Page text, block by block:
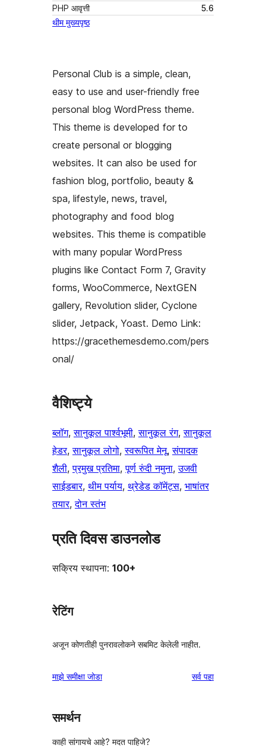
PHP आवृत्ती
5.6
थीम मुख्यपृष्ठ
Personal Club is a simple, clean,
easy to use and user-friendly free
personal blog WordPress theme.
This theme is developed for to
create personal or blogging
websites. It can also be used for
fashion blog, portfolio, beauty &
spa, lifestyle, news, travel,
photography and food blog
websites. This theme is compatible
with many popular WordPress
plugins like Contact Form 7, Gravity
forms, WooCommerce, NextGEN
gallery, Revolution slider, Cyclone
slider, Jetpack, Yoast. Demo Link:
https://gracethemesdemo.com/pers
onal/
वैशिष्ट्ये
ब्लॉग, सानुकूल पार्श्वभूमी, सानुकूल रंग, सानुकूल
हेडर, सानुकूल लोगो, स्वरूपित मेनू, संपादक
शैली, प्रमुख प्रतिमा, पूर्ण रुंदी नमुना, उजवी
साईडबार, थीम पर्याय, थ्रेडेड कॉमेंट्स, भाषांतर
तयार, दोन स्तंभ
प्रति दिवस डाउनलोड
सक्रिय स्थापना: 100+
रेटिंग
अजून कोणतीही पुनरावलोकने सबमिट केलेली नाहीत.
माझे समीक्षा जोडा सर्वपुनरावलोकने
पहा
समर्थन
काही सांगायचे आहे? मदत पाहिजे?